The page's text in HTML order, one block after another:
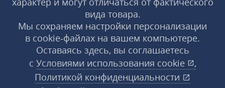
вида товара.
Мы сохраняем настройки персонализации
в cookie‑файлах на вашем компьютере.
Оставаясь здесь, вы соглашаетесь
с Условиями использования cookie
,
Политикой конфиденциальности